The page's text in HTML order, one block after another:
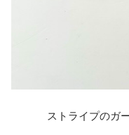
ストライプのガ